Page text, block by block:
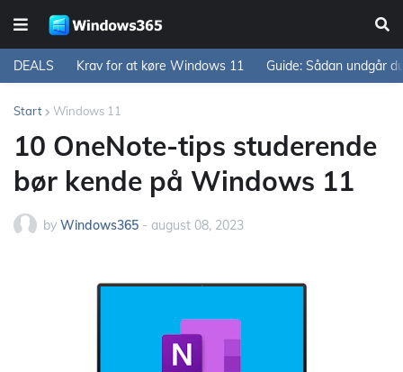
DEALS Krav for at køre Windows 11 Guide: Sådan undgår
Start Windows 11
10 OneNote-tips studerende
bør kende på Windows 11
by Windows365 - august 08, 2023